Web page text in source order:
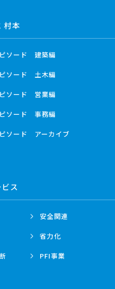
村本
ソード 建築編
ソード 土木編
ソード 営業編
ソード 事務編
ソード アーカイブ
ス
安全関連
省力化
PFI事業